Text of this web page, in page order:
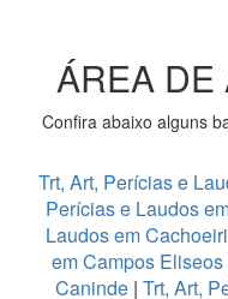
ÁREA DE
Confira abaixo alguns
Trt, Art, Perícias e
Perícias e Laudos
Laudos em
em Campos Eliseos
Caninde | Trt, Art,